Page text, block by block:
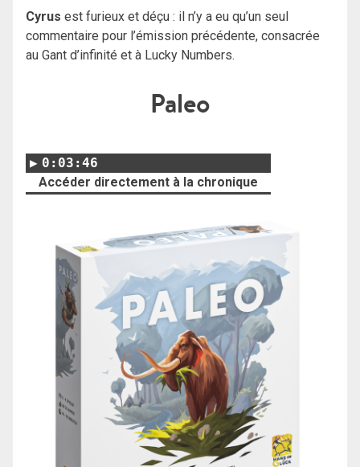
Cyrus est furieux et déçu : il n’y a eu qu’un seul
commentaire pour l’émission précédente, consacrée
au Gant d’infinité et à Lucky Numbers.
Paleo
0:03:46
Accéder directement à la chronique